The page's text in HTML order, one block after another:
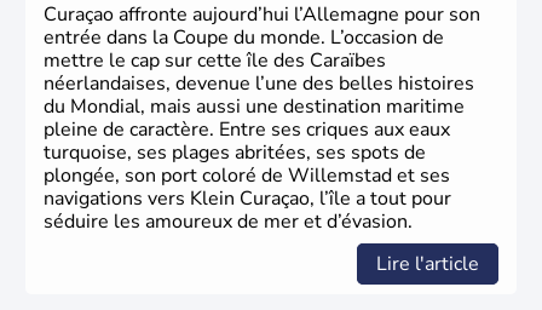
Curaçao affronte aujourd’hui l’Allemagne pour son
entrée dans la Coupe du monde. L’occasion de
mettre le cap sur cette île des Caraïbes
néerlandaises, devenue l’une des belles histoires
du Mondial, mais aussi une destination maritime
pleine de caractère. Entre ses criques aux eaux
turquoise, ses plages abritées, ses spots de
plongée, son port coloré de Willemstad et ses
navigations vers Klein Curaçao, l’île a tout pour
séduire les amoureux de mer et d’évasion.
Lire l'article